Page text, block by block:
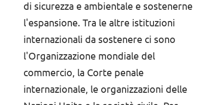
di sicurezza e ambientale e sostenerne
l'espansione. Tra le altre istituzioni
internazionali da sostenere ci sono
l'Organizzazione mondiale del
commercio, la Corte penale
internazionale, le organizzazioni delle